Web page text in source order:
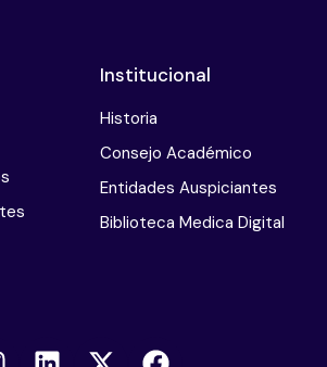
Institucional
Historia
Consejo Académico
Entidades Auspiciantes
Biblioteca Medica Digital